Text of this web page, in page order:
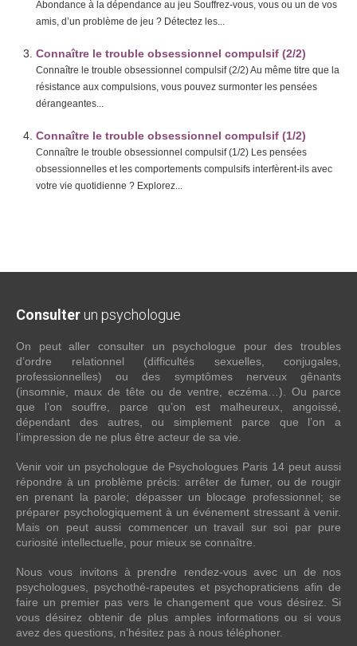
Abondance à la dépendance au jeu Souffrez-vous, vous ou un de vos
amis, d’un problème de jeu ? Détectez les...
Connaître le trouble obsessionnel compulsif (2/2)
Connaître le trouble obsessionnel compulsif (2/2) Au même titre que la
résistance aux compulsions, vous pouvez surmonter les pensées
dérangeantes...
Connaître le trouble obsessionnel compulsif (1/2)
Connaître le trouble obsessionnel compulsif (1/2) Les pensées
obsessionnelles et les comportements compulsifs interfèrent-ils avec
votre vie quotidienne ? Explorez...
Consulter un psychologue
On peut aller consulter un psychologue pour des troubles
d’ordre relationnel (difficultés sexuelles, conjugales,
professionnelles) ou des symptômes nerveux gênants
(insomnie, maux de tête ou de ventre, eczéma…). Ou parce
que l’on souffre, parce qu’on est malheureux, angoissé,
dépendant des autres, ou simplement parce que l’on a
l’impression de ne plus être acteur de sa vie.
Venir voir un psychologue de Psychologues Paris 14 peut aussi
répondre à un problème précis: arrêter de fumer, ou de rougir
en prenant la parole; dépasser un blocage professionnel; se
préparer psychologiquement à un événement stressant à venir.
Mais on peut aussi commencer un travail sur soi par pure
curiosité intellectuelle, pour mieux se connaître.
Nous vous invitons à prendre rendez-vous avec un de nos
psychologues, psychothé-rapeutes et psychopraticiens afin de
faire un premier pas vers le changement que vous désirez. Si
vous désirez obtenir de plus amples informations ou si vous
avez des questions, n’hésitez pas à nous téléphoner.